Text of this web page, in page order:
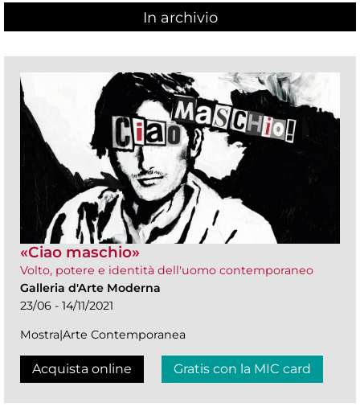
In archivio
«Ciao maschio»
Volto, potere e identità dell'uomo contemporaneo
Galleria d'Arte Moderna
23/06 - 14/11/2021
Mostra|Arte Contemporanea
Acquista online Gratis con la MIC card